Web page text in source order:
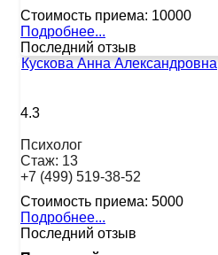
Стоимость приема: 10000
Подробнее...
Последний отзыв
Кускова Анна Александровна
4.3
Психолог
Стаж: 13
+7 (499) 519-38-52
Стоимость приема: 5000
Подробнее...
Последний отзыв